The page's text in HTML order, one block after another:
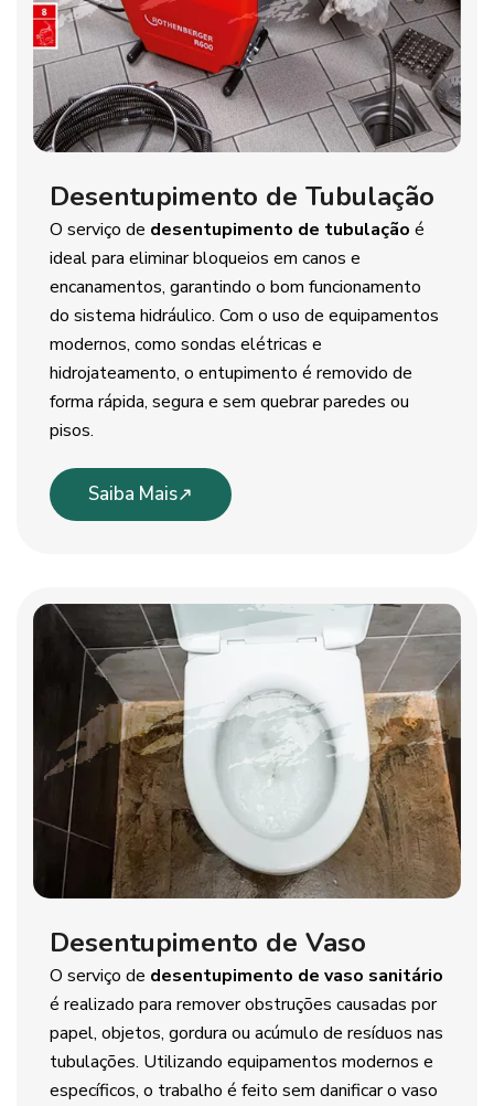
Desentupimento de Tubulação
O serviço de desentupimento de tubulação é
ideal para eliminar bloqueios em canos e
encanamentos, garantindo o bom funcionamento
do sistema hidráulico. Com o uso de equipamentos
modernos, como sondas elétricas e
hidrojateamento, o entupimento é removido de
forma rápida, segura e sem quebrar paredes ou
pisos.
Saiba Mais
Desentupimento de Vaso
O serviço de desentupimento de vaso sanitário
é realizado para remover obstruções causadas por
papel, objetos, gordura ou acúmulo de resíduos nas
tubulações. Utilizando equipamentos modernos e
específicos, o trabalho é feito sem danificar o vaso